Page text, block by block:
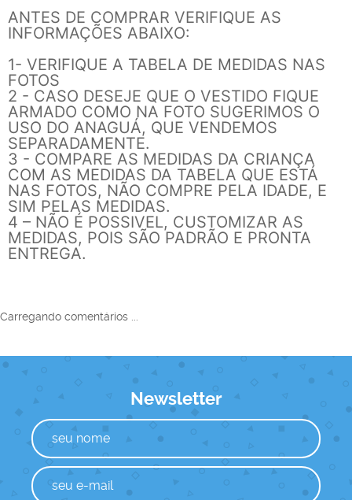
ANTES DE COMPRAR VERIFIQUE AS
INFORMAÇÕES ABAIXO:
1- VERIFIQUE A TABELA DE MEDIDAS NAS
FOTOS
2 - CASO DESEJE QUE O VESTIDO FIQUE
ARMADO COMO NA FOTO SUGERIMOS O
USO DO ANAGUÁ, QUE VENDEMOS
SEPARADAMENTE.
3 - COMPARE AS MEDIDAS DA CRIANÇA
COM AS MEDIDAS DA TABELA QUE ESTÁ
NAS FOTOS, NÃO COMPRE PELA IDADE, E
SIM PELAS MEDIDAS.
4 – NÃO É POSSIVEL, CUSTOMIZAR AS
MEDIDAS, POIS SÃO PADRÃO E PRONTA
ENTREGA.
Carregando comentários ...
Newsletter